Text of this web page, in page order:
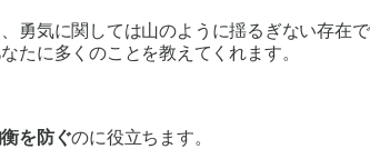
勇気に関しては山のように揺るぎない存在
たに多くのことを教えてくれます。
を防ぐのに役立ちます。